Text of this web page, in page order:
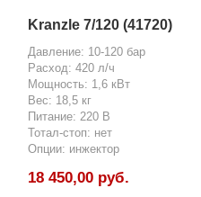
Kranzle 7/120 (41720)
Давление: 10-120 бар
Расход: 420 л/ч
Мощность: 1,6 кВт
Вес: 18,5 кг
Питание: 220 В
Тотал-стоп: нет
Опции: инжектор
18 450,00 руб.